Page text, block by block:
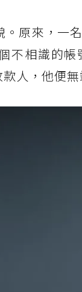
原來，一
不相識的
人，他便無